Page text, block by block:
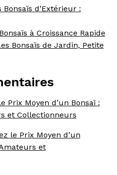
d’Extérieur :
à Croissance Rapide
Bonsaïs de Jardin, Petite
Prix Moyen d’un Bonsaï :
et Collectionneurs
le Prix Moyen d’un
et